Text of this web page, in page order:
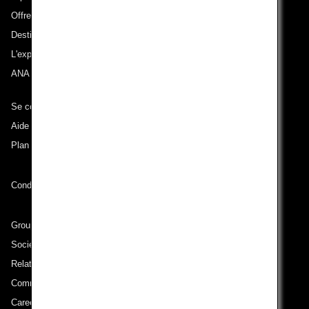
Offres et annonces
Destinations desservies
L'expérience ANA
ANA Mileage Club
Se connecter à ANA
Aide technique (Accessibilité)
Plan du site
Conditions de transport
Groupe ANA
Sociétés du groupe
Relations avec les investisseurs
Communiqué de presse
Careers (English Only)